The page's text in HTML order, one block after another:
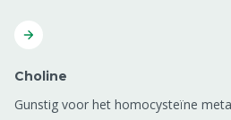
Choline
Gunstig voor het homocysteïne